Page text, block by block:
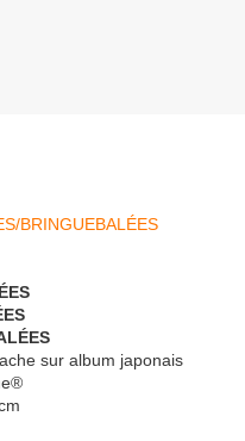
sur album japonais
®